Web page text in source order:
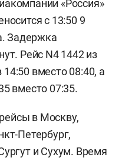
«Россия»
с 13:50 9
Задержка
Рейс N4 1442 из
вместо 08:40, а
вместо 07:35.
в Москву,
Петербург,
и Сухум. Время